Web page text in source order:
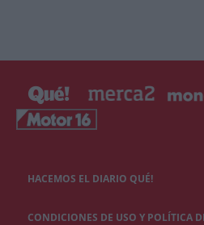
HACEMOS EL DIARIO QUÉ!
CONDICIONES DE USO Y POLÍTICA